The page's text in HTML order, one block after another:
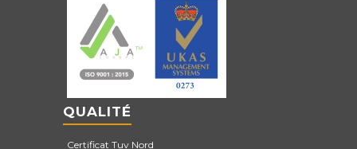
QUALITÉ
Certificat Tuv Nord